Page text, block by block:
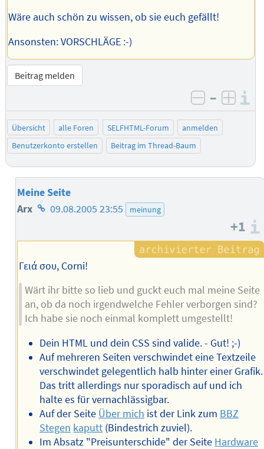
Wäre auch schön zu wissen, ob sie euch gefällt!
Ansonsten: VORSCHLÄGE :-)
Beitrag melden
negativ
–
Übersicht alle Foren SELFHTML-Forum
anmelden
Benutzerkonto erstellen
Beitrag im Thread-Baum
Meine Seite
Arx Homepage
Autors
09.08.2005 23:55 meinung
+1
Γειά σου, Corni!
Wärt ihr bitte so lieb und guckt euch mal meine Seite
an, ob da noch irgendwelche Fehler verborgen sind?
Ich habe sie noch einmal komplett umgestellt!
Dein HTML und dein CSS sind valide. - Gut! ;-)
Auf mehreren Seiten verschwindet eine Textzeile
verschwindet gelegentlich halb hinter einer Grafik.
Das tritt allerdings nur sporadisch auf und ich
halte es für vernachlässigbar.
Auf der Seite Über mich ist der Link zum BBZ
Stegen kaputt (Bindestrich zuviel).
Im Absatz "Preisunterschide" der Seite Hardware